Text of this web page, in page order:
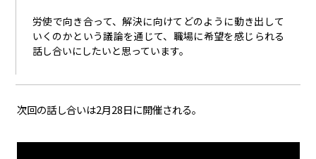
労使で向き合って、解決に向けてどのように動き出して
いくのかという議論を通じて、職場に希望を感じられる
話し合いにしたいと思っています。
次回の話し合いは2月28日に開催される。